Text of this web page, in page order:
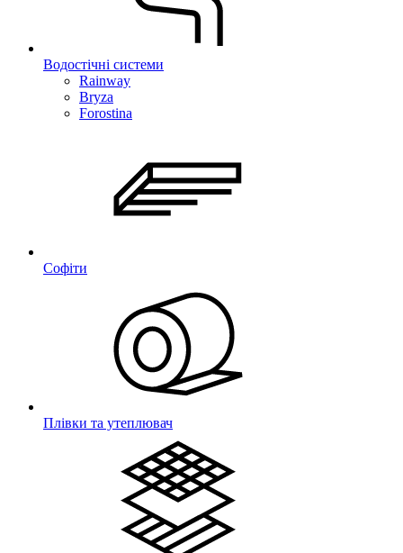
Водостічні системи
Rainway
Bryza
Forostina
Софіти
Плівки та утеплювач